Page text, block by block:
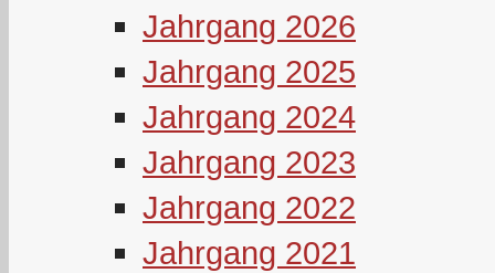
Jahrgang 2026
Jahrgang 2025
Jahrgang 2024
Jahrgang 2023
Jahrgang 2022
Jahrgang 2021